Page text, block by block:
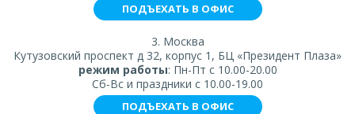
ПОДЪЕХАТЬ В ОФИС
3. Москва
Кутузовский проспект д 32, корпус 1, БЦ «Президент Плаза»
режим работы: Пн-Пт с 10.00-20.00
Сб-Вс и праздники с 10.00-19.00
ПОДЪЕХАТЬ В ОФИС